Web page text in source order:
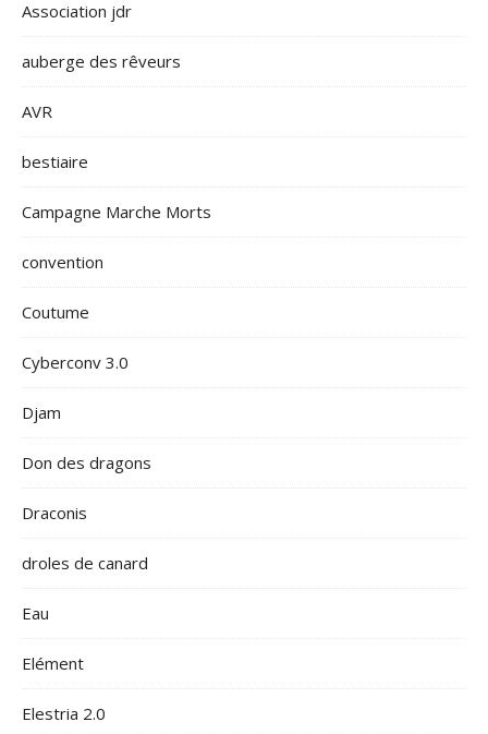
Association jdr
auberge des rêveurs
AVR
bestiaire
Campagne Marche Morts
convention
Coutume
Cyberconv 3.0
Djam
Don des dragons
Draconis
droles de canard
Eau
Elément
Elestria 2.0